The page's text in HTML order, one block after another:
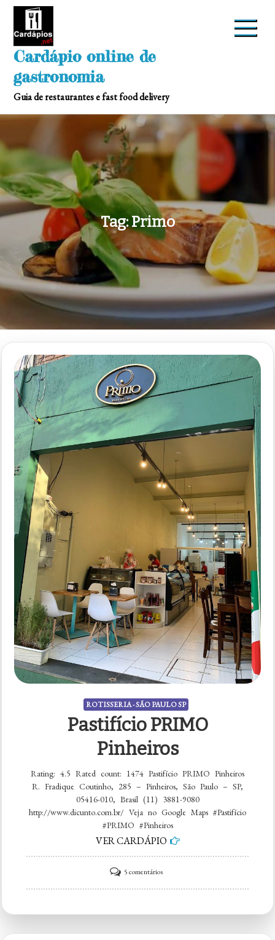
Skip
Cardápio online de
gastronomia
Guia de restaurantes e fast food delivery
Tag: Primo
ROTISSERIA - SÃO PAULO SP
Pastifício PRIMO
Pinheiros
Rating: 4.5 Rated count: 1474 Pastifício PRIMO Pinheiros
R. Fradique Coutinho, 285 – Pinheiros, São Paulo – SP,
05416-010, Brasil (11) 3881-9080
http://www.dicunto.com.br/ Veja no Google Maps #Pastifício
#PRIMO #Pinheiros
VER CARDÁPIO
5 comentáriosem
Pastifício